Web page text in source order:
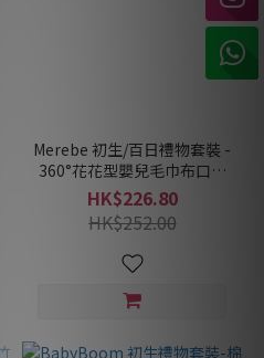
Merebe 初生/百日禮物套裝 -
360°花花型嬰兒毛巾布口水
肩3件裝(10種顏色任選3件)
HK$226.80
HK$252.00